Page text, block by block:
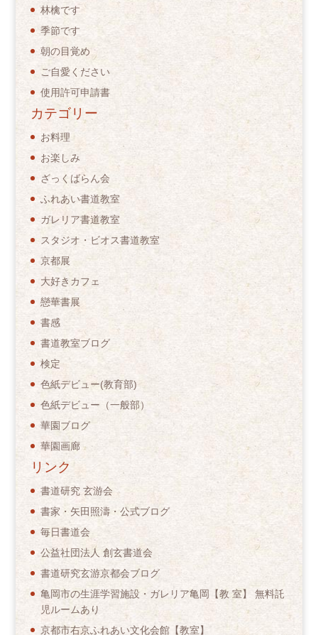
林檎です
季節です
朝の目覚め
ご自愛ください
使用許可申請書
カテゴリー
お料理
お楽しみ
ざっくばらん会
ふれあい書道教室
ガレリア書道教室
スタジオ・ビオス書道教室
京都展
大好きカフェ
戀華書展
書感
書道教室ブログ
検定
色紙デビュー(教育部)
色紙デビュー（一般部）
華園ブログ
華園画廊
リンク
書道研究 玄游会
書家・矢田照濤・公式ブログ
毎日書道会
公益社団法人 創玄書道会
書道研究玄游京都会ブログ
亀岡市の生涯学習施設・ガレリア亀岡【教 室】 無料託
児ルームあり
京都市右京ふれあい文化会館【教室】